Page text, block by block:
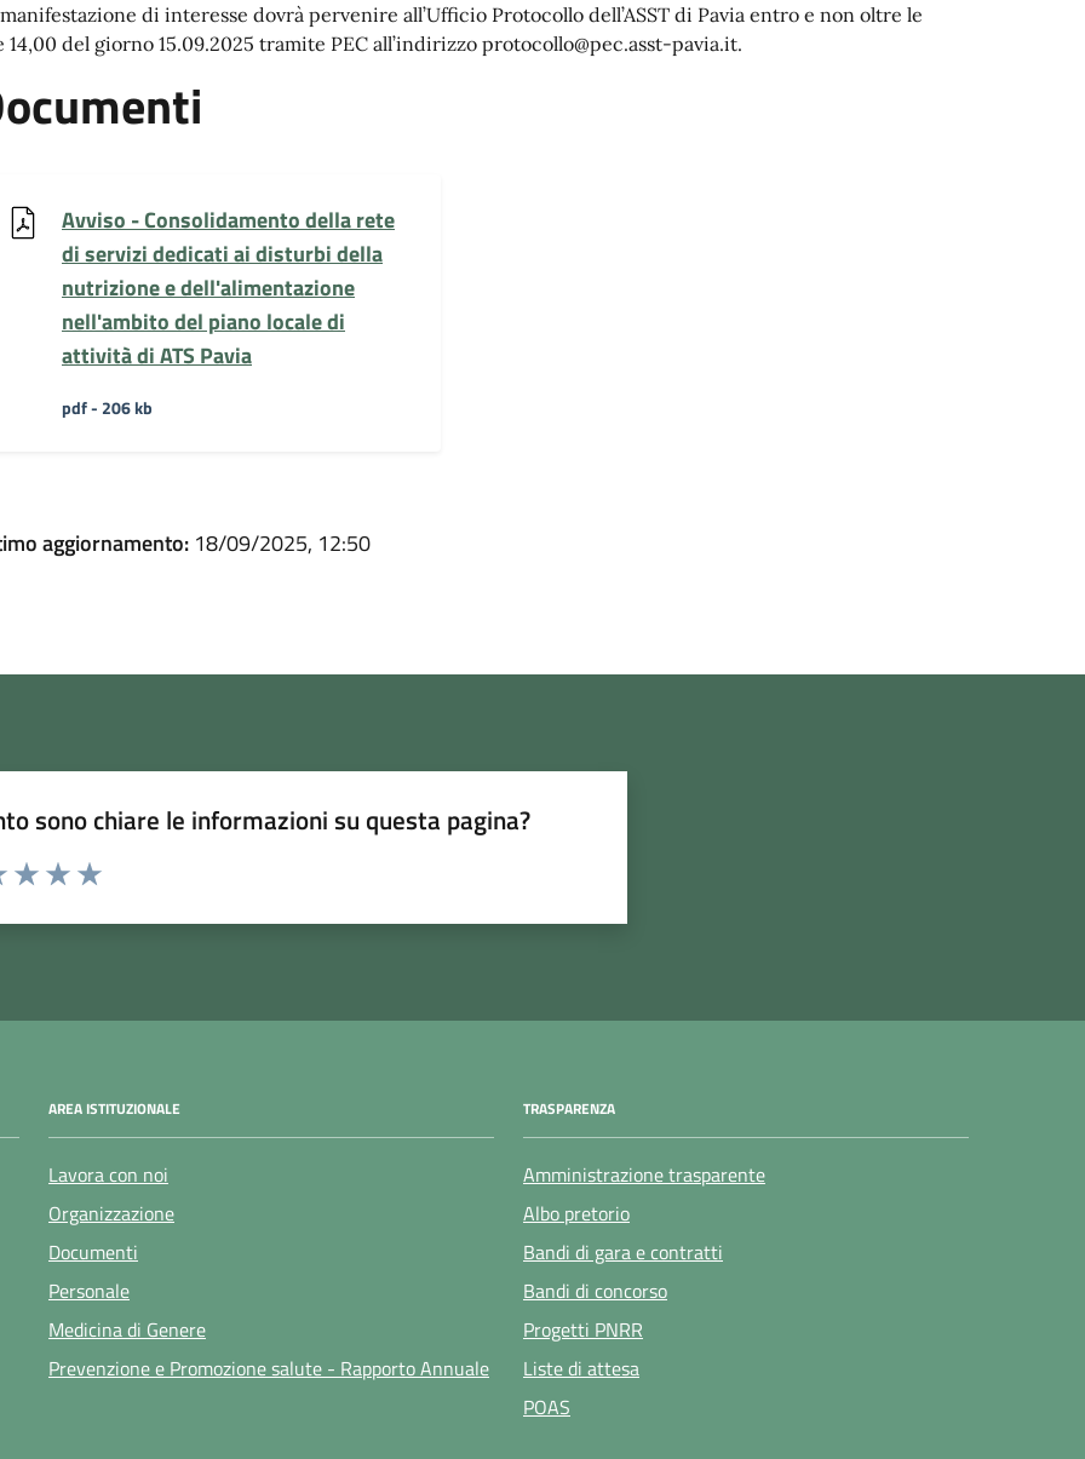
di interesse dovrà pervenire all’Ufficio Protocollo dell’ASST di Pavia entro e non oltre le
14,00 del giorno 15.09.2025 tramite PEC all’indirizzo protocollo@pec.asst-pavia.it.
Avviso - Consolidamento della rete
di servizi dedicati ai disturbi della
nutrizione e dell'alimentazione
nell'ambito del piano locale di
attività di ATS Pavia
pdf - 206 kb
aggiornamento: 18/09/2025, 12:50
sono chiare le informazioni su questa pagina?
AREA ISTITUZIONALE
Lavora con noi
Organizzazione
Documenti
Personale
Medicina di Genere
Prevenzione e Promozione salute - Rapporto Annuale
TRASPARENZA
Amministrazione trasparente
Albo pretorio
Bandi di gara e contratti
Bandi di concorso
Progetti PNRR
Liste di attesa
POAS